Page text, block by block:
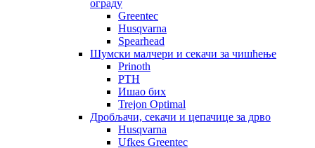
ограду
Greentec
Husqvarna
Spearhead
Шумски малчери и секачи за чишћење
Prinoth
PTH
Ишао бих
Trejon Optimal
Дробљачи, секачи и цепачице за дрво
Husqvarna
Ufkes Greentec